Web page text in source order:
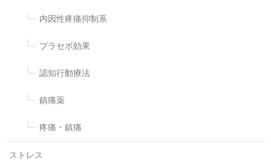
内因性疼痛抑制系
プラセボ効果
認知行動療法
鎮痛薬
疼痛・鎮痛
ストレス